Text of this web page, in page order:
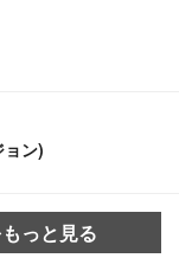
ン)
っと見る